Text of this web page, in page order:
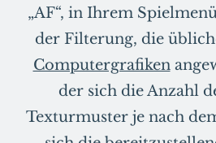
„AF“, in Ihrem
der Filterung, die
Computergrafiken
der sich die Anzahl
Texturmuster je nach